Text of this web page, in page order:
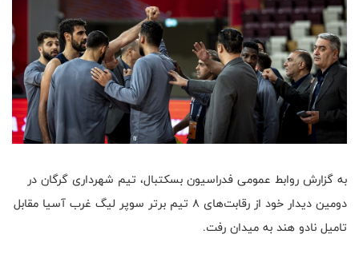
به گزارش روابط عمومی فدراسیون بسکتبال، تیم شهرداری گرگان در
دومین دیدار خود از رقابت‌های ۸ تیم برتر سوپر لیگ غرب آسیا مقابل
تامیل نادو هند به میدان رفت.